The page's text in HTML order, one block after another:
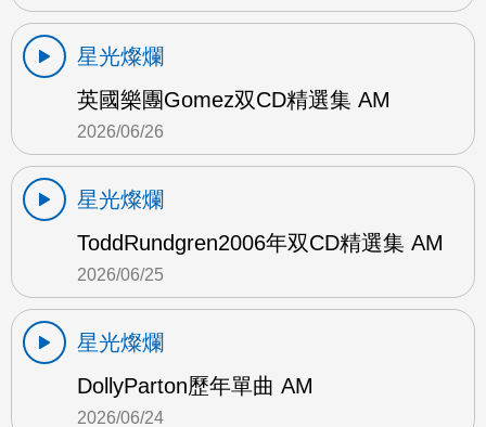
星光燦爛
英國樂團Gomez双CD精選集 AM
2026/06/26
星光燦爛
ToddRundgren2006年双CD精選集 AM
2026/06/25
星光燦爛
DollyParton歷年單曲 AM
2026/06/24